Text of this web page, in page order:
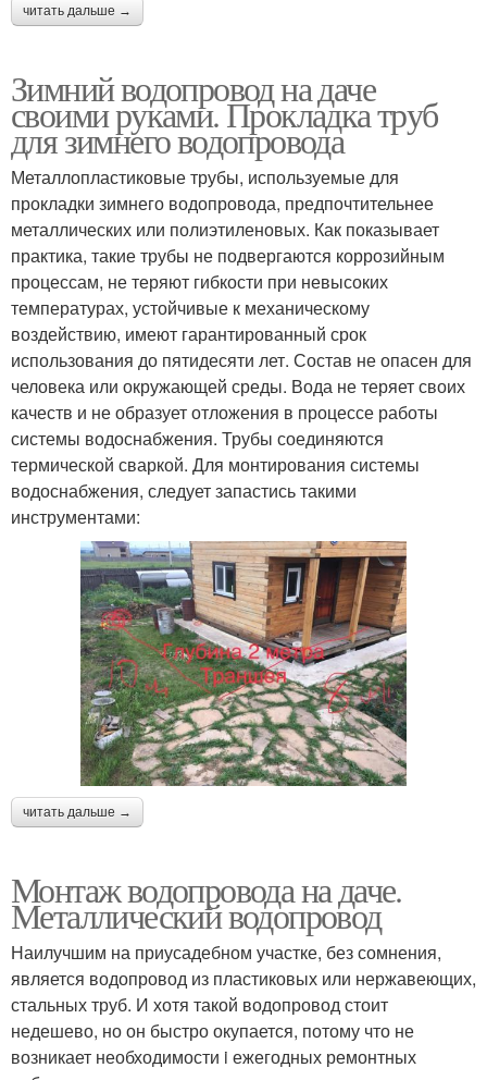
читать дальше →
Зимний водопровод на даче
своими руками. Прокладка труб
для зимнего водопровода
Металлопластиковые трубы, используемые для
прокладки зимнего водопровода, предпочтительнее
металлических или полиэтиленовых. Как показывает
практика, такие трубы не подвергаются коррозийным
процессам, не теряют гибкости при невысоких
температурах, устойчивые к механическому
воздействию, имеют гарантированный срок
использования до пятидесяти лет. Состав не опасен для
человека или окружающей среды. Вода не теряет своих
качеств и не образует отложения в процессе работы
системы водоснабжения. Трубы соединяются
термической сваркой. Для монтирования системы
водоснабжения, следует запастись такими
инструментами:
читать дальше →
Монтаж водопровода на даче.
Металлический водопровод
Наилучшим на приусадебном участке, без сомнения,
является водопровод из пластиковых или нержавеющих,
стальных труб. И хотя такой водопровод стоит
недешево, но он быстро окупается, потому что не
возникает необходимости i ежегодных ремонтных